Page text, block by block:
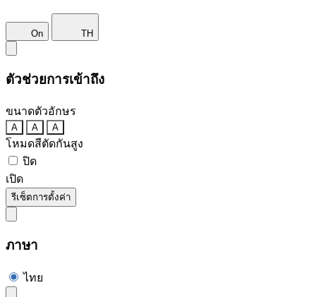
On TH
ตัวช่วยการเข้าถึง
ขนาดตัวอักษร
A A A
โหมดสีตัดกันสูง
ปิด
เปิด
รีเซ็ตการตั้งค่า
ภาษา
ไทย